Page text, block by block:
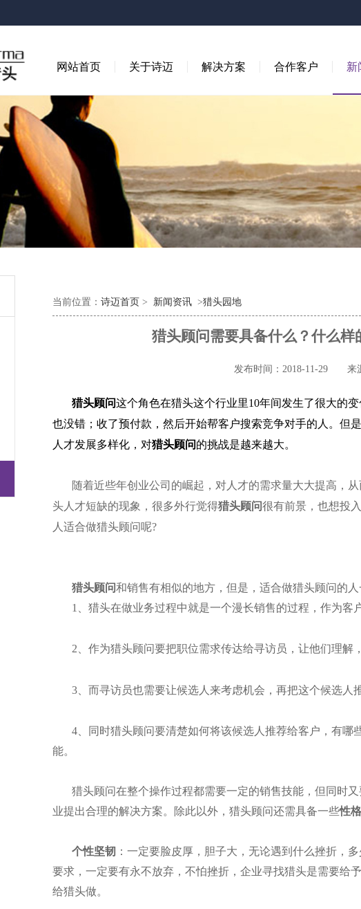
网站首页 关于诗迈 解决方案 合作客户 新
当前位置： 诗迈首页 > 新闻资讯 >猎头园地
猎头顾问需要具备什么？什么样
发布时间：2018-11-29 来
猎头顾问这个角色在猎头这个行业里10年间发生了很大的变
也没错；收了预付款，然后开始帮客户搜索竞争对手的人。但
人才发展多样化，对猎头顾问的挑战是越来越大。
随着近些年创业公司的崛起，对人才的需求量大大提高，
头人才短缺的现象，很多外行觉得猎头顾问很有前景，也想投
人适合做猎头顾问呢?
猎头顾问和销售有相似的地方，但是，适合做猎头顾问的
1
、猎头在做业务过程中就是一个漫长销售的过程，作为
2 、作为猎头顾问要把职位需求传达给寻访员，让他们理解
3 、而寻访员也需要让候选人来考虑机会，再把这个候选
4 、同时猎头顾问要清楚如何将该候选人推荐给客户，有
能。
猎头顾问在整个操作过程都需要一定的销售技能，但同时
业提出合理的解决方案。除此以外，猎头顾问还需具备一些性格
个性坚韧 ：一定要脸皮厚，胆子大，无论遇到什么挫折，
要求，一定要有永不放弃，不怕挫折，企业寻找猎头是需要给
给猎头做。